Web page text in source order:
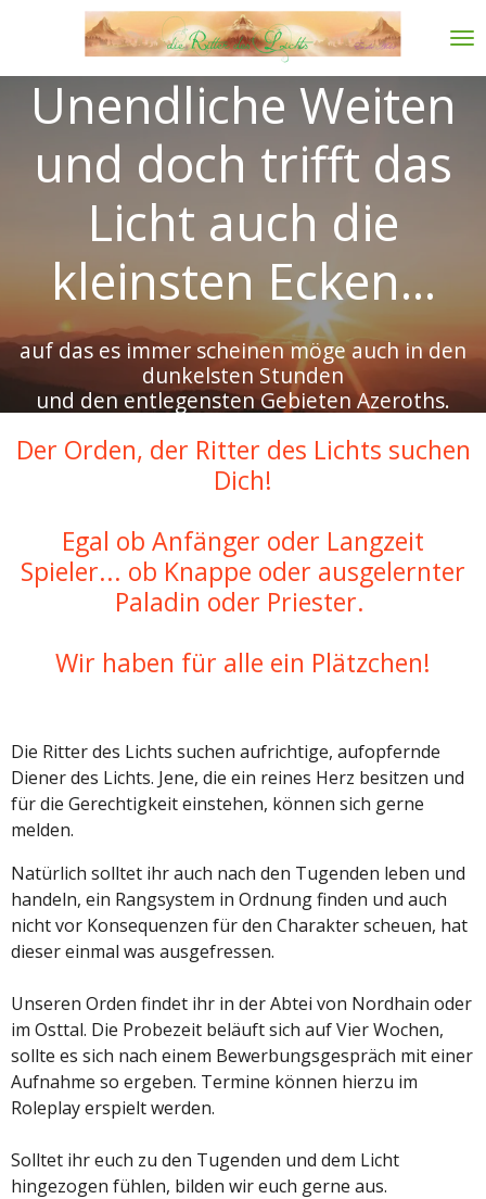
Hauptinhalt
springen
Unendliche Weiten
und doch trifft das
Licht auch die
kleinsten Ecken...
auf das es immer scheinen möge auch in den
dunkelsten Stunden
und den entlegensten Gebieten Azeroths.
Der Orden, der Ritter des Lichts suchen
Dich!
Egal ob Anfänger oder Langzeit
Spieler... ob Knappe oder ausgelernter
Paladin oder Priester.
Wir haben für alle ein Plätzchen!
Die Ritter des Lichts suchen aufrichtige, aufopfernde
Diener des Lichts. Jene, die ein reines Herz besitzen und
für die Gerechtigkeit einstehen, können sich gerne
melden.
Natürlich solltet ihr auch nach den Tugenden leben und
handeln, ein Rangsystem in Ordnung finden und auch
nicht vor Konsequenzen für den Charakter scheuen, hat
dieser einmal was ausgefressen.
Unseren Orden findet ihr in der Abtei von Nordhain oder
im Osttal. Die Probezeit beläuft sich auf Vier Wochen,
sollte es sich nach einem Bewerbungsgespräch mit einer
Aufnahme so ergeben. Termine können hierzu im
Roleplay erspielt werden.
Solltet ihr euch zu den Tugenden und dem Licht
hingezogen fühlen, bilden wir euch gerne aus.